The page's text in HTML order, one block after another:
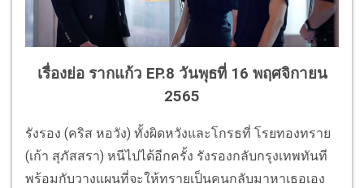
เรื่องย่อ รากแก้ว EP.8 วันพุธที่ 16 พฤศจิกายน
2565
รังรอง (คริส หอวัง) ทั้งผิดหวังและโกรธที่ โรยทองทราย
(เก้า สุภัสสรา) หนีไปได้อีกครั้ง รังรองกลับกรุงเทพทันที
พร้อมกับวางแผนที่จะให้ทรายเป็นคนกลับมาหาเธอเอง